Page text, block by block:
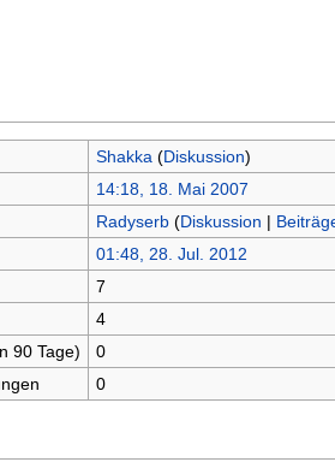
Shakka (Diskussion)
14:18, 18. Mai 2007
Radyserb (Diskussion |
01:48, 28. Jul. 2012
7
4
90 Tage)
0
0